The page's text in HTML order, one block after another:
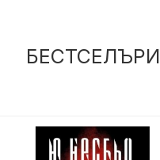
БЕСТСЕЛЪРИ